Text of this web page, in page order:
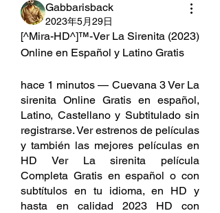
Gabbarisback
2023年5月29日
[^Mira-HD^]™-Ver La Sirenita (2023)
Online en Español y Latino Gratis
hace 1 minutos — Cuevana 3 Ver La
sirenita Online Gratis en español,
Latino, Castellano y Subtitulado sin
registrarse. Ver estrenos de películas
y también las mejores películas en
HD Ver La sirenita película
Completa Gratis en español o con
subtítulos en tu idioma, en HD y
hasta en calidad 2023 HD con